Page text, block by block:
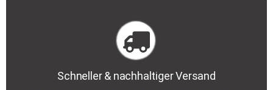
Schneller & nachhaltiger Versand